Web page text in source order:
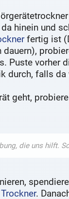
hinein und
fertig ist
dauern),
Puste vorher
durch, falls da
geht,
Trockner.